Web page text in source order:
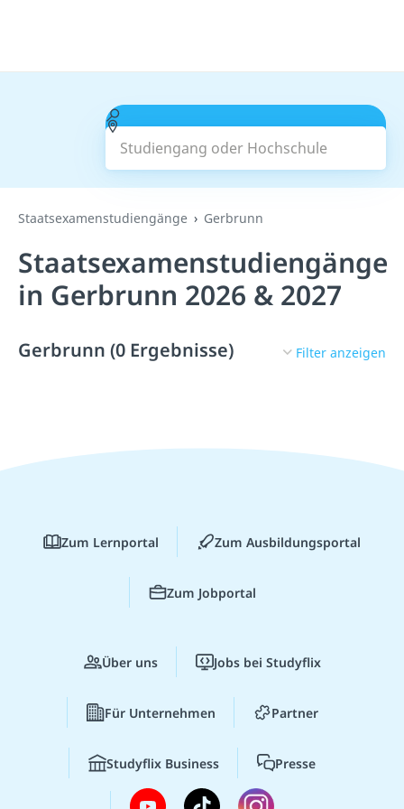
Studiengang oder Hochschule
Suchen
Staatsexamenstudiengänge Gerbrunn
Staatsexamenstudiengänge
in Gerbrunn 2026 & 2027
Gerbrunn (0 Ergebnisse) Filter anzeigen
Zum Lernportal Zum Ausbildungsportal
Zum Jobportal
Über uns Jobs bei Studyflix
Für Unternehmen Partner
Studyflix Business Presse